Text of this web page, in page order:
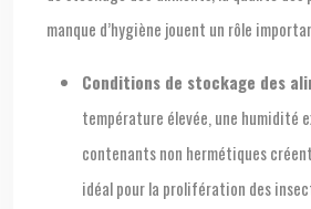
manque d’hygiène jouent un rôle
Conditions de stockage des
température élevée, une humidité
contenants non hermétiques
idéal pour la prolifération des